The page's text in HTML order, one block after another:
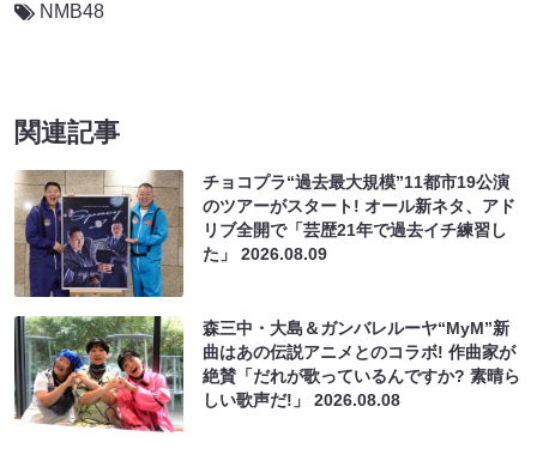
NMB48
関連記事
チョコプラ“過去最大規模”11都市19公演
のツアーがスタート! オール新ネタ、アド
リブ全開で「芸歴21年で過去イチ練習し
た」2026.08.09
森三中・大島＆ガンバレルーヤ“MyM”新
曲はあの伝説アニメとのコラボ! 作曲家が
絶賛「だれが歌っているんですか? 素晴ら
しい歌声だ!」2026.08.08